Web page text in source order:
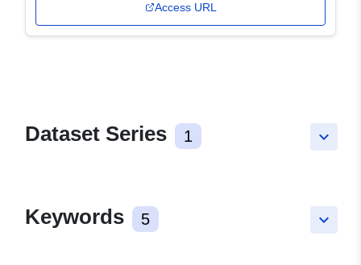
Access URL
keyboard_arrow_down
Dataset Series 1
keyboard_arrow_down
Keywords 5